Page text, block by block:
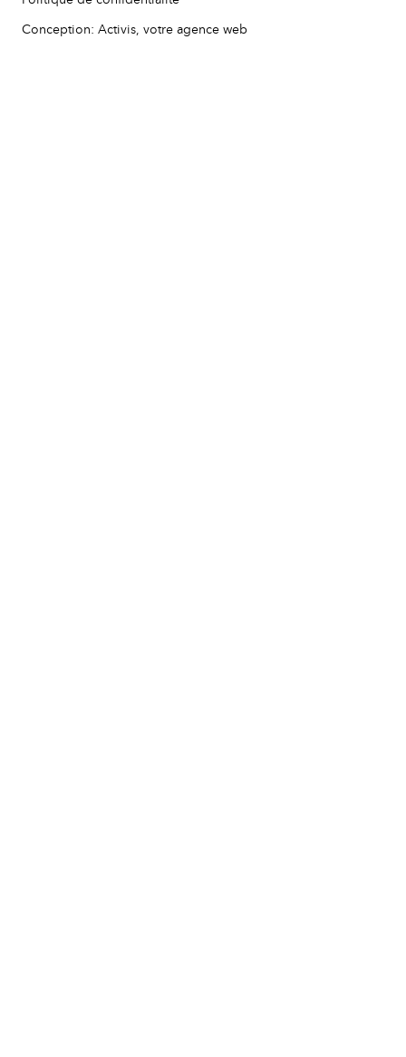
Conception: Activis, votre agence web